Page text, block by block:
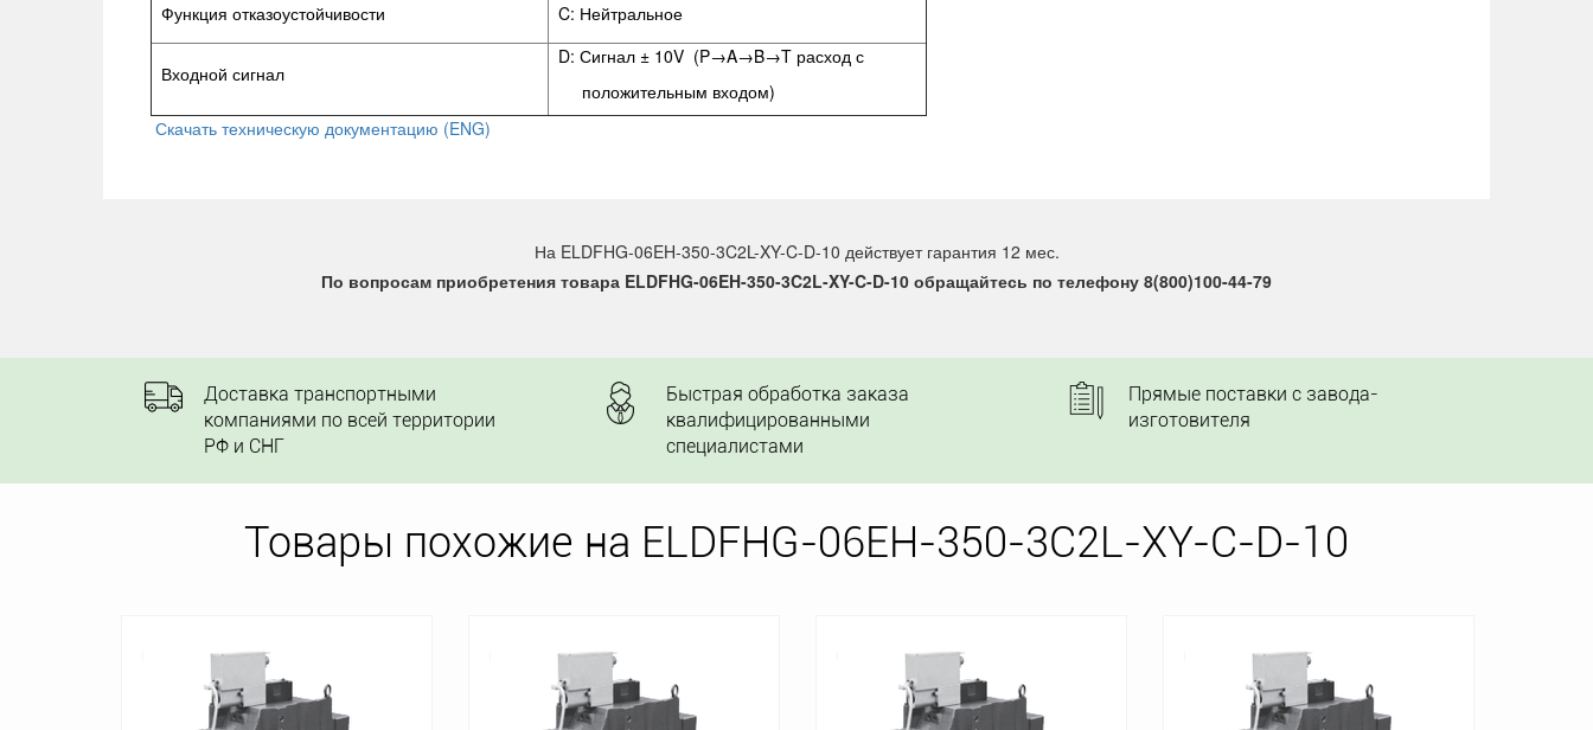
Функция отказоустойчивости C: Нейтральное
Входной сигнал
D: Сигнал ± 10V (P→A→B→T расход с
положительным входом)
Скачать техническую документацию (ENG)
На ELDFHG-06EH-350-3C2L-XY-C-D-10 действует гарантия 12 мес.
По вопросам приобретения товара ELDFHG-06EH-350-3C2L-XY-C-D-10 обращайтесь по телефону 8(800)100-44-79
Доставка транспортными
компаниями по всей территории
РФ и СНГ
Быстрая обработка заказа
квалифицированными
специалистами
Прямые поставки с завода-
изготовителя
Товары похожие на ELDFHG-06EH-350-3C2L-XY-C-D-10